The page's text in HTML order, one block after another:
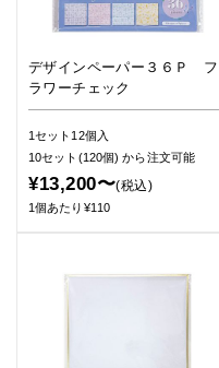
デザインペーパー３６Ｐ フ
ラワーチェック
1セット12個入
10セット(120個)から注文可能
¥13,200〜(税込)
1個あたり¥110